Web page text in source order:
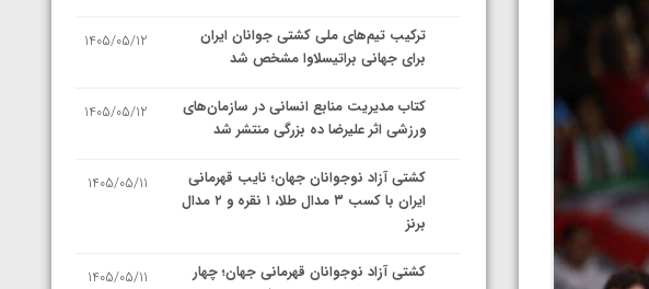
ترکیب تیم‌های ملی کشتی جوانان ایران
برای جهانی براتیسلاوا مشخص شد
1405/05/12
کتاب مدیریت منابع انسانی در سازمان‌های
ورزشی اثر علیرضا ده بزرگی منتشر شد
1405/05/12
کشتی آزاد نوجوانان جهان؛ نایب قهرمانی
ایران با کسب ۳ مدال طلا، ۱ نقره و ۲ مدال
برنز
1405/05/11
کشتی آزاد نوجوانان قهرمانی جهان؛ چهار
1405/05/11